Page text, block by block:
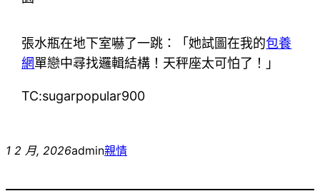
張水瓶在地下室嚇了一跳：「她試圖在我的包養
網單戀中尋找邏輯結構！天秤座太可怕了！」
TC:sugarpopular900
1 2 月, 2026admin親情